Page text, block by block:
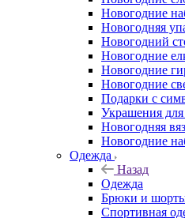
Новогодние
Новогодняя
Новогодний
Новогодние
Новогодние
Новогодние
Подарки с
Украшения
Новогодняя
Новогодние
Одежда
Назад
Одежда
Брюки и
Спортивная